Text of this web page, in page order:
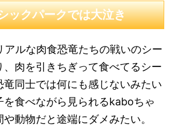
ックパークでは大泣き
アルな肉食恐竜たちの戦いのシー
、肉を引きちぎって食べてるシー
竜同士では何にも感じないみたい
を食べながら見られるkaboちゃ
動物だと途端にダメみたい。